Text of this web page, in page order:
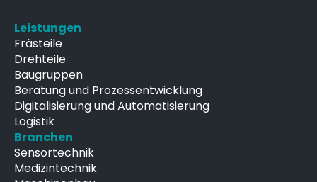
Leistungen
Frästeile
Drehteile
Baugruppen
Beratung und Prozessentwicklung
Digitalisierung und Automatisierung
Logistik
Branchen
Sensortechnik
Medizintechnik